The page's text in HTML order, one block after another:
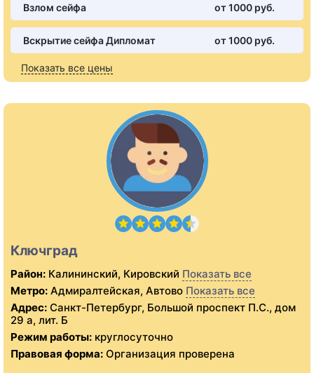
Взлом сейфа от 1000 pуб.
Вскрытие сейфа Дипломат от 1000 pуб.
Показать все цены
Ключград
Район: Калининский, Кировский Показать все
Метро: Адмиралтейская, Автово Показать все
Адрес: Санкт-Петербург, Большой проспект П.С., дом
29 а, лит. Б
Режим работы: круглосуточно
Правовая форма: Организация проверена